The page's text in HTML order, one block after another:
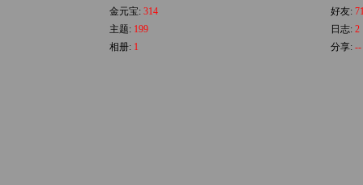
金元宝: 314 好友:
主题: 199 日志: 2
相册: 1 分享: --